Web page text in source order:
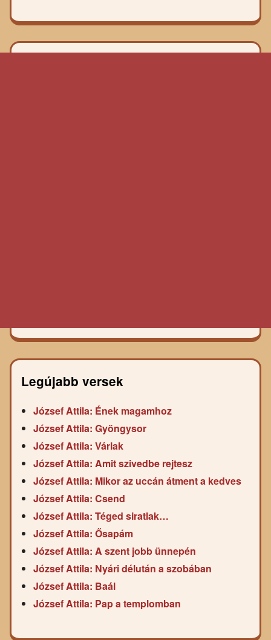
Legújabb versek
József Attila: Ének magamhoz
József Attila: Gyöngysor
József Attila: Várlak
József Attila: Amit szivedbe rejtesz
József Attila: Mikor az uccán átment a kedves
József Attila: Csend
József Attila: Téged siratlak…
József Attila: Ősapám
József Attila: A szent jobb ünnepén
József Attila: Nyári délután a szobában
József Attila: Baál
József Attila: Pap a templomban